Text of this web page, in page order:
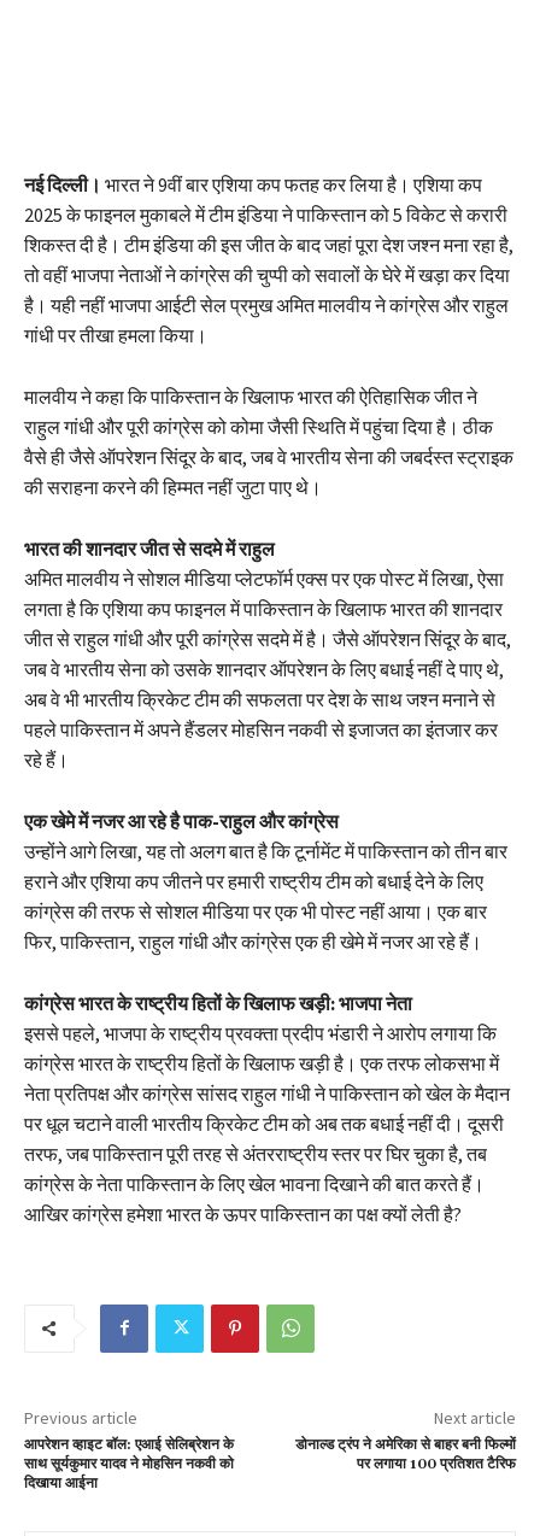
नई दिल्ली। भारत ने 9वीं बार एशिया कप फतह कर लिया है। एशिया कप
2025 के फाइनल मुकाबले में टीम इंडिया ने पाकिस्तान को 5 विकेट से करारी
शिकस्त दी है। टीम इंडिया की इस जीत के बाद जहां पूरा देश जश्न मना रहा है,
तो वहीं भाजपा नेताओं ने कांग्रेस की चुप्पी को सवालों के घेरे में खड़ा कर दिया
है। यही नहीं भाजपा आईटी सेल प्रमुख अमित मालवीय ने कांग्रेस और राहुल
गांधी पर तीखा हमला किया।
मालवीय ने कहा कि पाकिस्तान के खिलाफ भारत की ऐतिहासिक जीत ने
राहुल गांधी और पूरी कांग्रेस को कोमा जैसी स्थिति में पहुंचा दिया है। ठीक
वैसे ही जैसे ऑपरेशन सिंदूर के बाद, जब वे भारतीय सेना की जबर्दस्त स्ट्राइक
की सराहना करने की हिम्मत नहीं जुटा पाए थे।
भारत की शानदार जीत से सदमे में राहुल
अमित मालवीय ने सोशल मीडिया प्लेटफॉर्म एक्स पर एक पोस्ट में लिखा, ऐसा
लगता है कि एशिया कप फाइनल में पाकिस्तान के खिलाफ भारत की शानदार
जीत से राहुल गांधी और पूरी कांग्रेस सदमे में है। जैसे ऑपरेशन सिंदूर के बाद,
जब वे भारतीय सेना को उसके शानदार ऑपरेशन के लिए बधाई नहीं दे पाए थे,
अब वे भी भारतीय क्रिकेट टीम की सफलता पर देश के साथ जश्न मनाने से
पहले पाकिस्तान में अपने हैंडलर मोहसिन नकवी से इजाजत का इंतजार कर
रहे हैं।
एक खेमे में नजर आ रहे है पाक-राहुल और कांग्रेस
उन्होंने आगे लिखा, यह तो अलग बात है कि टूर्नामेंट में पाकिस्तान को तीन बार
हराने और एशिया कप जीतने पर हमारी राष्ट्रीय टीम को बधाई देने के लिए
कांग्रेस की तरफ से सोशल मीडिया पर एक भी पोस्ट नहीं आया। एक बार
फिर, पाकिस्तान, राहुल गांधी और कांग्रेस एक ही खेमे में नजर आ रहे हैं।
कांग्रेस भारत के राष्ट्रीय हितों के खिलाफ खड़ी: भाजपा नेता
इससे पहले, भाजपा के राष्ट्रीय प्रवक्ता प्रदीप भंडारी ने आरोप लगाया कि
कांग्रेस भारत के राष्ट्रीय हितों के खिलाफ खड़ी है। एक तरफ लोकसभा में
नेता प्रतिपक्ष और कांग्रेस सांसद राहुल गांधी ने पाकिस्तान को खेल के मैदान
पर धूल चटाने वाली भारतीय क्रिकेट टीम को अब तक बधाई नहीं दी। दूसरी
तरफ, जब पाकिस्तान पूरी तरह से अंतरराष्ट्रीय स्तर पर घिर चुका है, तब
कांग्रेस के नेता पाकिस्तान के लिए खेल भावना दिखाने की बात करते हैं।
आखिर कांग्रेस हमेशा भारत के ऊपर पाकिस्तान का पक्ष क्यों लेती है?
Previous article
आपरेशन व्हाइट बॉल: एआई सेलिब्रेशन के
साथ सूर्यकुमार यादव ने मोहसिन नकवी को
दिखाया आईना
Next article
डोनाल्ड ट्रंप ने अमेरिका से बाहर बनी फिल्मों
पर लगाया 100 प्रतिशत टैरिफ